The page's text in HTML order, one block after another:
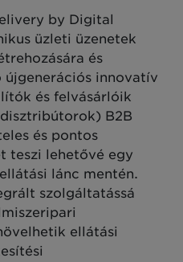
by Digital
üzleti üzenetek
és
innovatív
és felvásárlóik
B2B
és pontos
teszi lehetővé egy
lánc mentén.
szolgáltatássá
ellátási